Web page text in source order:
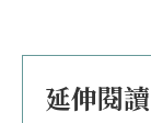
延伸閱讀